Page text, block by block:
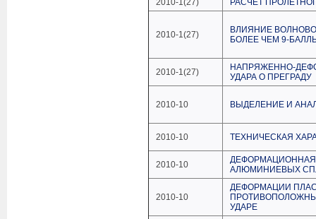
2010-1(27)
РАСЧЕТ
2010-1(27)
ВЛИЯНИЕ
БОЛЕЕ ЧЕМ 9-
2010-1(27)
НАПРЯЖЕННО-
УДАРА О ПРЕГРАДУ
2010-10 ВЫДЕЛЕНИЕ И
2010-10 ТЕХНИЧЕСКАЯ
2010-10
АЛЮМИНИЕВЫХ
2010-10
ДЕФОРМАЦИИ
УДАРЕ